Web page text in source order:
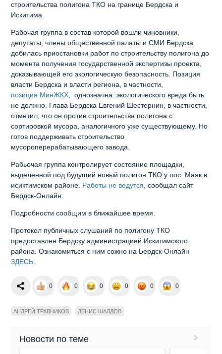
строительства полигона ТКО на границе Бердска и
Искитима.
Рабочая группа в состав которой вошли чиновники,
депутаты, члены общественной палаты и СМИ Бердска
добилась приостановки работ по строительству полигона до
момента получения государственной экспертизы проекта,
доказывающей его экологическую безопасность. Позиция
власти Бердска и власти региона, в частности,
позиция МинЖКХ, однозначна: экологического вреда быть
не должно. Глава Бердска Евгений Шестернин, в частности,
отметил, что он против строительства полигона с
сортировкой мусора, аналогичного уже существующему. Но
готов поддерживать строительство
мусороперерабатывающего завода.
Рабьочая группа контролирует состояние площадки,
выделенной под будущий новый полигон ТКО у пос. Маяк в
исиктимском районе. Работы не ведутся, сообщал сайт
Бердск-Онлайн.
Подробности сообщим в ближайшее время.
Протокол публичных слушаний по полигону ТКО
предоставлен Бердску администрацией Искитимского
района. Ознакомиться с ним сожно на Бердск-Онлайн
ЗДЕСЬ.
0 0 0 0 0 0
АНДРЕЙ ТРАВНИКОВ ДЕНИС ШАЛДОВ
Новости по теме